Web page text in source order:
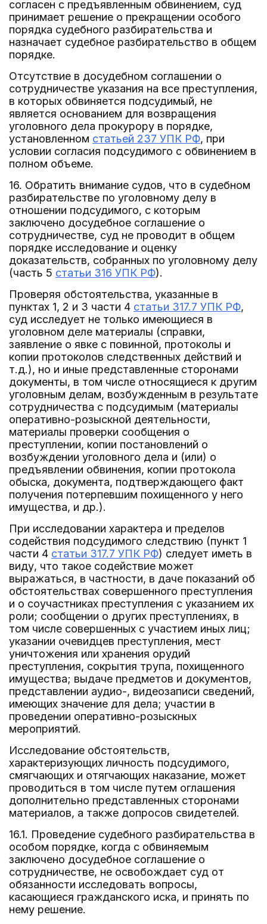
согласен с предъявленным обвинением, суд
принимает решение о прекращении особого
порядка судебного разбирательства и
назначает судебное разбирательство в общем
порядке.
Отсутствие в досудебном соглашении о
сотрудничестве указания на все преступления,
в которых обвиняется подсудимый, не
является основанием для возвращения
уголовного дела прокурору в порядке,
установленном статьей 237 УПК РФ, при
условии согласия подсудимого с обвинением в
полном объеме.
16. Обратить внимание судов, что в судебном
разбирательстве по уголовному делу в
отношении подсудимого, с которым
заключено досудебное соглашение о
сотрудничестве, суд не проводит в общем
порядке исследование и оценку
доказательств, собранных по уголовному делу
(часть 5 статьи 316 УПК РФ).
Проверяя обстоятельства, указанные в
пунктах 1, 2 и 3 части 4 статьи 317.7 УПК РФ,
суд исследует не только имеющиеся в
уголовном деле материалы (справки,
заявление о явке с повинной, протоколы и
копии протоколов следственных действий и
т.д.), но и иные представленные сторонами
документы, в том числе относящиеся к другим
уголовным делам, возбужденным в результате
сотрудничества с подсудимым (материалы
оперативно-розыскной деятельности,
материалы проверки сообщения о
преступлении, копии постановлений о
возбуждении уголовного дела и (или) о
предъявлении обвинения, копии протокола
обыска, документа, подтверждающего факт
получения потерпевшим похищенного у него
имущества, и др.).
При исследовании характера и пределов
содействия подсудимого следствию (пункт 1
части 4 статьи 317.7 УПК РФ) следует иметь в
виду, что такое содействие может
выражаться, в частности, в даче показаний об
обстоятельствах совершенного преступления
и о соучастниках преступления с указанием их
роли; сообщении о других преступлениях, в
том числе совершенных с участием иных лиц;
указании очевидцев преступления, мест
уничтожения или хранения орудий
преступления, сокрытия трупа, похищенного
имущества; выдаче предметов и документов,
представлении аудио-, видеозаписи сведений,
имеющих значение для дела; участии в
проведении оперативно-розыскных
мероприятий.
Исследование обстоятельств,
характеризующих личность подсудимого,
смягчающих и отягчающих наказание, может
проводиться в том числе путем оглашения
дополнительно представленных сторонами
материалов, а также допросов свидетелей.
16.1. Проведение судебного разбирательства в
особом порядке, когда с обвиняемым
заключено досудебное соглашение о
сотрудничестве, не освобождает суд от
обязанности исследовать вопросы,
касающиеся гражданского иска, и принять по
нему решение.